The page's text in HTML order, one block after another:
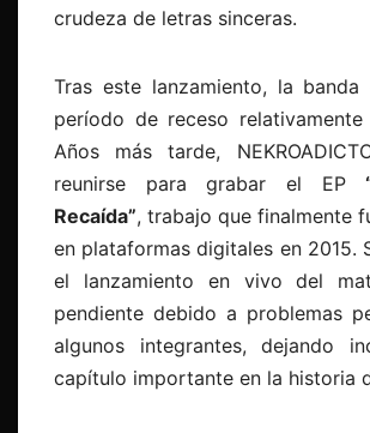
crudeza de letras sinceras.
Tras este lanzamiento, la
período de receso relativamente
Años más tarde,
reunirse para grabar el EP
Recaída”, trabajo que finalmente
en plataformas digitales en 2015.
el lanzamiento en vivo del
pendiente debido a problemas
algunos integrantes, dejando
capítulo importante en la historia